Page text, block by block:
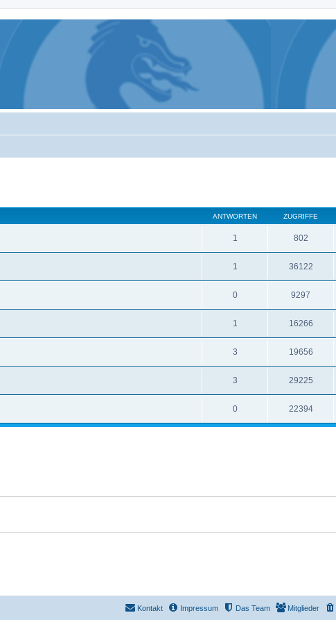
ANTWORTEN ZUGRIFFE
1 802
1 36122
0 9297
1 16266
3 19656
3 29225
0 22394
Mitglieder
Das Team
Impressum
Kontakt